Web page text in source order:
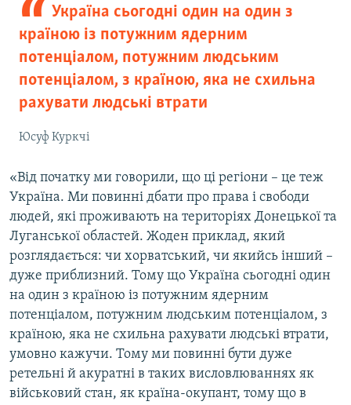
Україна сьогодні один на один з
країною із потужним ядерним
потенціалом, потужним людським
потенціалом, з країною, яка не схильна
рахувати людські втрати
Юсуф Куркчі
«Від початку ми говорили, що ці регіони – це теж
Україна. Ми повинні дбати про права і свободи
людей, які проживають на територіях Донецької та
Луганської областей. Жоден приклад, який
розглядається: чи хорватський, чи якийсь інший –
дуже приблизний. Тому що Україна сьогодні один
на один з країною із потужним ядерним
потенціалом, потужним людським потенціалом, з
країною, яка не схильна рахувати людські втрати,
умовно кажучи. Тому ми повинні бути дуже
ретельні й акуратні в таких висловлюваннях як
військовий стан, як країна-окупант, тому що в